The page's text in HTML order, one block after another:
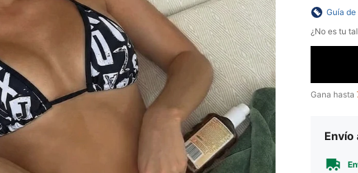
Guía de
¿No es tu
Gana hasta
Envío